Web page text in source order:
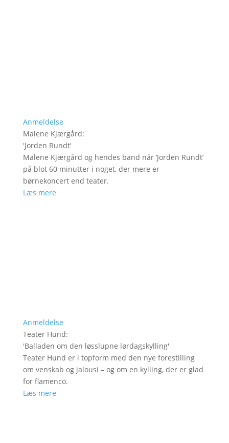
Anmeldelse
Malene Kjærgård:
'Jorden Rundt'
Malene Kjærgård og hendes band når ’Jorden Rundt’
på blot 60 minutter i noget, der mere er
børnekoncert end teater.
Læs mere
Anmeldelse
Teater Hund:
'Balladen om den løsslupne lørdagskylling'
Teater Hund er i topform med den nye forestilling
om venskab og jalousi – og om en kylling, der er glad
for flamenco.
Læs mere